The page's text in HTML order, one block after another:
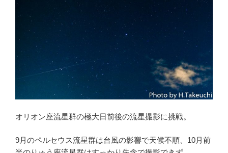
の
撮
オリオン座流星群の極大日前後の流星撮影に挑戦。
9月のペルセウス流星群は台風の影響で天候不順、10月前